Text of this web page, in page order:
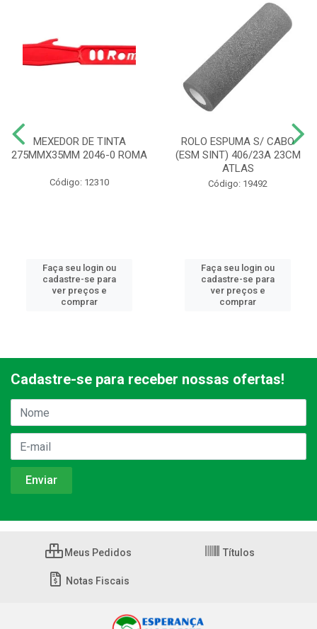
MEXEDOR DE TINTA
275MMX35MM 2046-0 ROMA
Código: 12310
Faça seu login ou
cadastre-se para
ver preços e
comprar
ROLO ESPUMA S/ CABO
(ESM SINT) 406/23A 23CM
ATLAS
Código: 19492
Faça seu login ou
cadastre-se para
ver preços e
comprar
Cadastre-se para receber nossas ofertas!
Meus Pedidos Títulos
Notas Fiscais